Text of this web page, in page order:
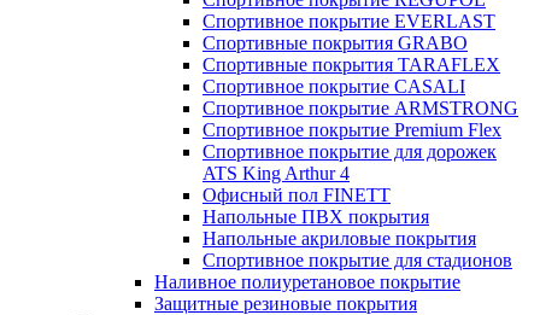
Спортивное покрытие EVERLAST
Спортивные покрытия GRABO
Спортивные покрытия TARAFLEX
Спортивное покрытие CASALI
Спортивное покрытие ARMSTRONG
Спортивное покрытие Premium Flex
Спортивное покрытие для дорожек
ATS King Arthur 4
Офисный пол FINETT
Напольные ПВХ покрытия
Напольные акриловые покрытия
Спортивное покрытие для стадионов
Наливное полиуретановое покрытие
Защитные резиновые покрытия